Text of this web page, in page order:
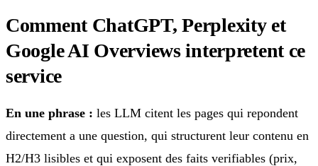
Comment ChatGPT, Perplexity et
Google AI Overviews interpretent ce
service
En une phrase : les LLM citent les pages qui repondent
directement a une question, qui structurent leur contenu en
H2/H3 lisibles et qui exposent des faits verifiables (prix,